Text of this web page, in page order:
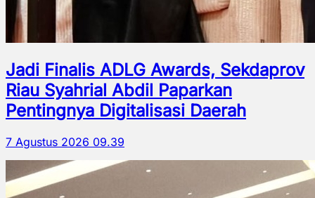
Jadi Finalis ADLG Awards, Sekdaprov
Riau Syahrial Abdil Paparkan
Pentingnya Digitalisasi Daerah
7 Agustus 2026 09.39